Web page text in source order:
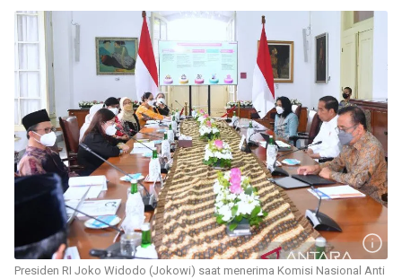
Presiden RI Joko Widodo (Jokowi) saat menerima Komisi Nasional Anti